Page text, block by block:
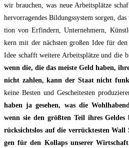
wir brau­chen, was neue Arbeits­plät­ze
her­vor­ra­gen­des Bil­dungs­sys­tem sor­gen,
ti­on von Erfin­dern, Unter­neh­mern,
kern mit der nächs­ten gro­ßen Idee für
Idee schafft wei­te­re Arbeits­plät­ze und die
wenn die, die das meis­te Geld haben,
nicht zah­len, kann der Staat nicht
kei­ne Bes­ten und Ge­scheitesten
haben ja gese­hen, was die
wenn sie den größ­ten Teil ihres Gel­des
rück­sichts­los auf die ver­rück­tes­ten
gen für den Kol­laps unse­rer